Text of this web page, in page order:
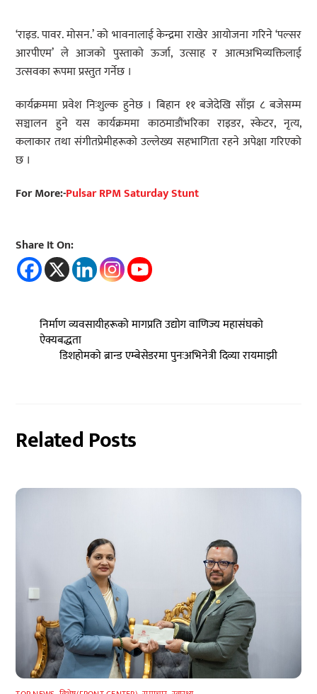
‘राइड. पावर. मोसन.’ को भावनालाई केन्द्रमा राखेर आयोजना गरिने ‘पल्सर
आरपीएम’ ले आजको पुस्ताको ऊर्जा, उत्साह र आत्मअभिव्यक्तिलाई
उत्सवका रूपमा प्रस्तुत गर्नेछ ।
कार्यक्रममा प्रवेश निःशुल्क हुनेछ । बिहान ११ बजेदेखि साँझ ८ बजेसम्म
सञ्चालन हुने यस कार्यक्रममा काठमाडौंभरिका राइडर, स्केटर, नृत्य,
कलाकार तथा संगीतप्रेमीहरूको उल्लेख्य सहभागिता रहने अपेक्षा गरिएको
छ ।
For More:-Pulsar RPM Saturday Stunt
Share It On:
निर्माण व्यवसायीहरूको मागप्रति उद्योग वाणिज्य महासंघको
ऐक्यबद्धता
डिशहोमको ब्रान्ड एम्बेसेडरमा पुनःअभिनेत्री दिव्या रायमाझी
Related Posts